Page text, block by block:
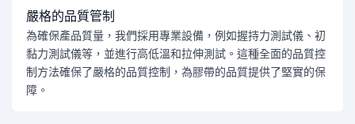
嚴格的品質管制
為確保產品質量，我們採用專業設備，例如握持力測試儀、初
黏力測試儀等，並進行高低溫和拉伸測試。這種全面的品質控
制方法確保了嚴格的品質控制，為膠帶的品質提供了堅實的保
障。